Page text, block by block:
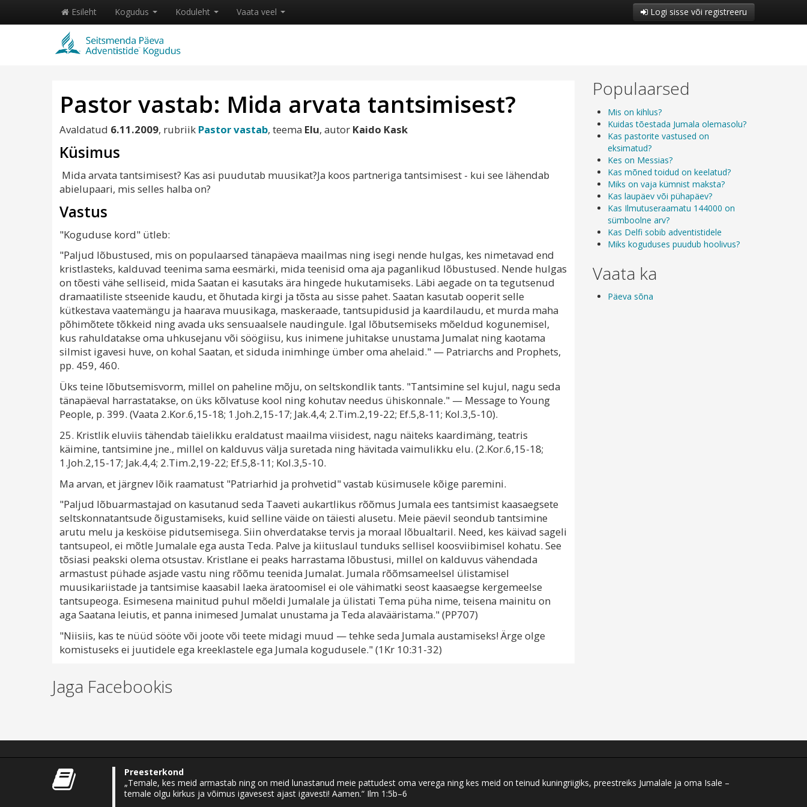
Esileht Kogudus Koduleht Vaata veel Logi sisse või registreeru
Pastor vastab: Mida arvata tantsimisest?
Avaldatud 6.11.2009, rubriik Pastor vastab, teema Elu, autor Kaido Kask
Küsimus
Mida arvata tantsimisest? Kas asi puudutab muusikat?Ja koos partneriga tantsimisest - kui see lähendab
abielupaari, mis selles halba on?
Vastus
"Koguduse kord" ütleb:
"Paljud lõbustused, mis on populaarsed tänapäeva maailmas ning isegi nende hulgas, kes nimetavad end
kristlasteks, kalduvad teenima sama eesmärki, mida teenisid oma aja paganlikud lõbustused. Nende hulgas
on tõesti vähe selliseid, mida Saatan ei kasutaks ära hingede hukutamiseks. Läbi aegade on ta tegutsenud
dramaatiliste stseenide kaudu, et õhutada kirgi ja tõsta au sisse pahet. Saatan kasutab ooperit selle
kütkestava vaatemängu ja haarava muusikaga, maskeraade, tantsupidusid ja kaardilaudu, et murda maha
põhimõtete tõkkeid ning avada uks sensuaalsele naudingule. Igal lõbutsemiseks mõeldud kogunemisel,
kus rahuldatakse oma uhkusejanu või söögiisu, kus inimene juhitakse unustama Jumalat ning kaotama
silmist igavesi huve, on kohal Saatan, et siduda inimhinge ümber oma ahelaid." — Patriarchs and Prophets,
pp. 459, 460.
Üks teine lõbutsemisvorm, millel on paheline mõju, on seltskondlik tants. "Tantsimine sel kujul, nagu seda
tänapäeval harrastatakse, on üks kõlvatuse kool ning kohutav needus ühiskonnale." — Message to Young
People, p. 399. (Vaata 2.Kor.6,15-18; 1.Joh.2,15-17; Jak.4,4; 2.Tim.2,19-22; Ef.5,8-11; Kol.3,5-10).
25. Kristlik eluviis tähendab täielikku eraldatust maailma viisidest, nagu näiteks kaardimäng, teatris
käimine, tantsimine jne., millel on kalduvus välja suretada ning hävitada vaimulikku elu. (2.Kor.6,15-18;
1.Joh.2,15-17; Jak.4,4; 2.Tim.2,19-22; Ef.5,8-11; Kol.3,5-10.
Ma arvan, et järgnev lõik raamatust "Patriarhid ja prohvetid" vastab küsimusele kõige paremini.
"Paljud lõbuarmastajad on kasutanud seda Taaveti aukartlikus rõõmus Jumala ees tantsimist kaasaegsete
seltskonnatantsude õigustamiseks, kuid selline väide on täiesti alusetu. Meie päevil seondub tantsimine
arutu melu ja kesköise pidutsemisega. Siin ohverdatakse tervis ja moraal lõbualtaril. Need, kes käivad sageli
tantsupeol, ei mõtle Jumalale ega austa Teda. Palve ja kiituslaul tunduks sellisel koosviibimisel kohatu. See
tõsiasi peakski olema otsustav. Kristlane ei peaks harrastama lõbustusi, millel on kalduvus vähendada
armastust pühade asjade vastu ning rõõmu teenida Jumalat. Jumala rõõmsameelsel ülistamisel
muusikariistade ja tantsimise kaasabil laeka äratoomisel ei ole vähimatki seost kaasaegse kergemeelse
tantsupeoga. Esimesena mainitud puhul mõeldi Jumalale ja ülistati Tema püha nime, teisena mainitu on
aga Saatana leiutis, et panna inimesed Jumalat unustama ja Teda alavääristama." (PP707)
"Niisiis, kas te nüüd sööte või joote või teete midagi muud — tehke seda Jumala austamiseks! Ärge olge
komistuseks ei juutidele ega kreeklastele ega Jumala kogudusele." (1Kr 10:31-32)
Jaga Facebookis
Populaarsed
Mis on kihlus?
Kuidas tõestada Jumala olemasolu?
Kas pastorite vastused on
eksimatud?
Kes on Messias?
Kas mõned toidud on keelatud?
Miks on vaja kümnist maksta?
Kas laupäev või pühapäev?
Kas Ilmutuseraamatu 144000 on
sümboolne arv?
Kas Delfi sobib adventistidele
Miks koguduses puudub hoolivus?
Vaata ka
Päeva sõna
Preesterkond
„Temale, kes meid armastab ning on meid lunastanud meie pattudest oma verega ning kes meid on teinud kuningriigiks, preestreiks Jumalale ja oma Isale –
temale olgu kirkus ja võimus igavesest ajast igavesti! Aamen.“ Ilm 1:5b–6